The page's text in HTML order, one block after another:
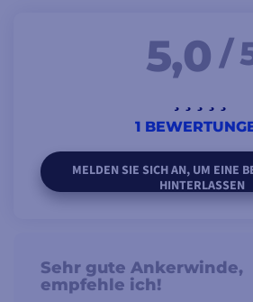
Alle
TECHNISCHE EIGENSCHAFTEN
VX1 - 12V - 300W - 6MM OHNE
5,0 /
1
MELDEN SIE SICH AN, UM EINE
HINTERLASSEN
Sehr gute Ankerwinde,
empfehle ich!